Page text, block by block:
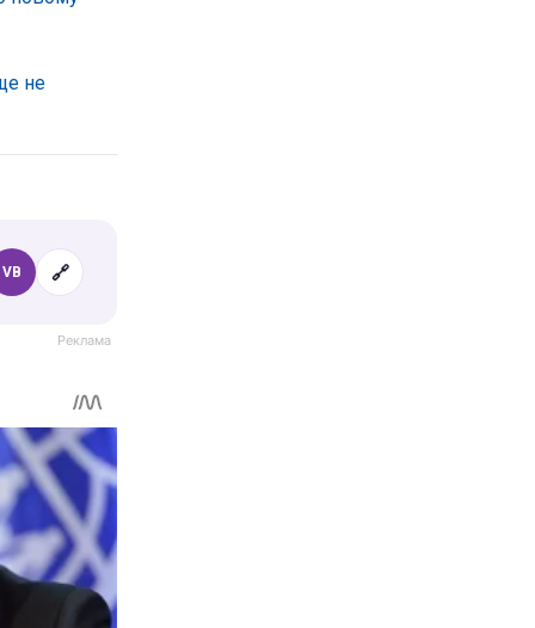
не
VB 🔗